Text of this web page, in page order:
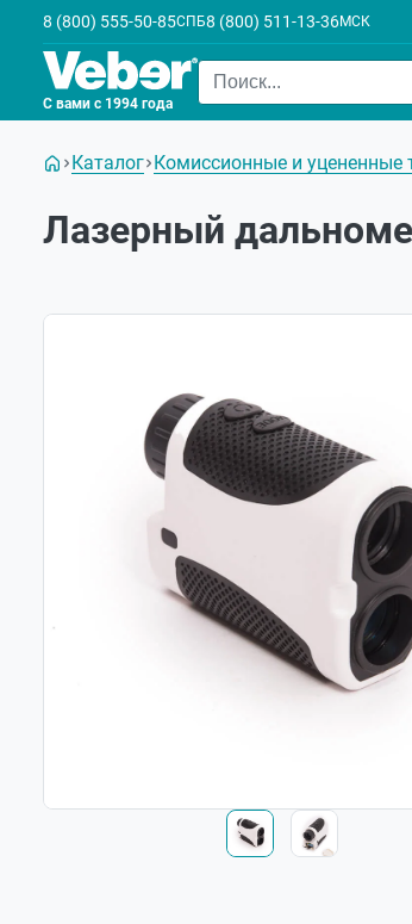
8 (800) 555-50-85СПБ8 (800) 511-13-36МСК
С вами с 1994 года
Каталог Комиссионные и уцененные
Лазерный